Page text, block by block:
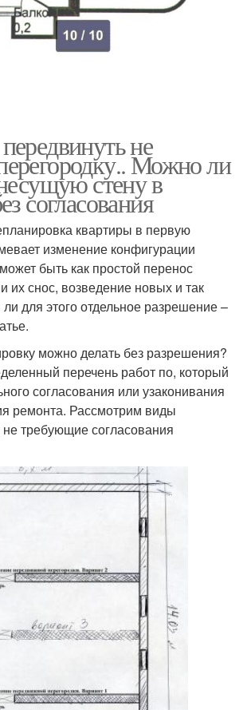
не
Можно ли
стену в
согласования
квартиры в первую
изменение конфигурации
быть как простой перенос
их снос, возведение новых и так
для этого отдельное разрешение –
можно делать без разрешения?
перечень работ по, который
согласования или узаконивания
ремонта. Рассмотрим виды
требующие согласования